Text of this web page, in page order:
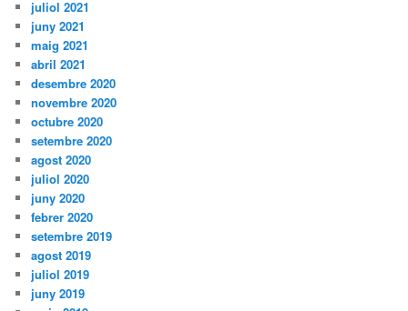
juliol 2021
juny 2021
maig 2021
abril 2021
desembre 2020
novembre 2020
octubre 2020
setembre 2020
agost 2020
juliol 2020
juny 2020
febrer 2020
setembre 2019
agost 2019
juliol 2019
juny 2019